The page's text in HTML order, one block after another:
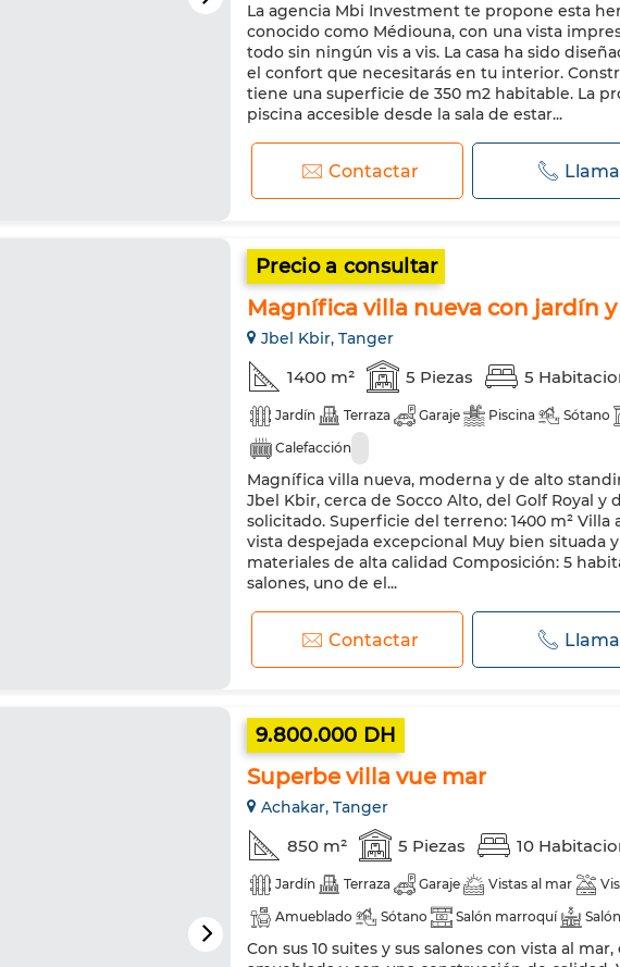
Sistema de seguridad
Doble acristalamiento
Refrigerador
Horno Microondas
La agencia Mbi Investment te propone esta
conocido como Médiouna, con una vista
todo sin ningún vis a vis. La casa ha sido
el confort que necesitarás en tu interior.
tiene una superficie de 350 m2 habitable. La
piscina accesible desde la sala de estar...
Contactar
Precio a consultar
Magnífica villa nueva con jardín
Jbel Kbir, Tanger
1400 m² 5 Piezas 5
Jardín Terraza Garaje Piscina Sótano
Calefacción
Magnífica villa nueva, moderna y de alto
Jbel Kbir, cerca de Socco Alto, del Golf Royal
solicitado. Superficie del terreno: 1400 m²
vista despejada excepcional Muy bien
materiales de alta calidad Composición: 5
salones, uno de el...
Contactar
9.800.000 DH
Superbe villa vue mar
Achakar, Tanger
850 m² 5 Piezas 10
Jardín Terraza Garaje Vistas al mar
Amueblado
Sótano Salón marroquí
Aire acondicionado
Calefacción Doble
Con sus 10 suites y sus salones con vista al